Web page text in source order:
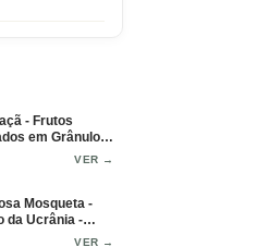
- Frutos
em Grânulos
VER →
Mosqueta -
da Ucrânia -
Inteiros - 50g
VER →